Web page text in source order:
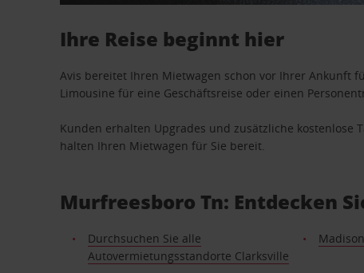
Ihre Reise beginnt hier
Avis bereitet Ihren Mietwagen schon vor Ihrer Ankunft
Limousine für eine Geschäftsreise oder einen
Kunden erhalten Upgrades und zusätzliche
halten Ihren Mietwagen für Sie bereit.
Murfreesboro Tn: Entdecken
Durchsuchen Sie alle
Autovermietungsstandorte Clarksville